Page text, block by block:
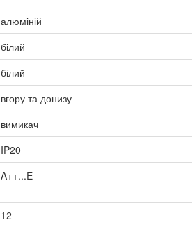
алюміній
білий
білий
вгору та донизу
вимикач
IP20
A++...E
12